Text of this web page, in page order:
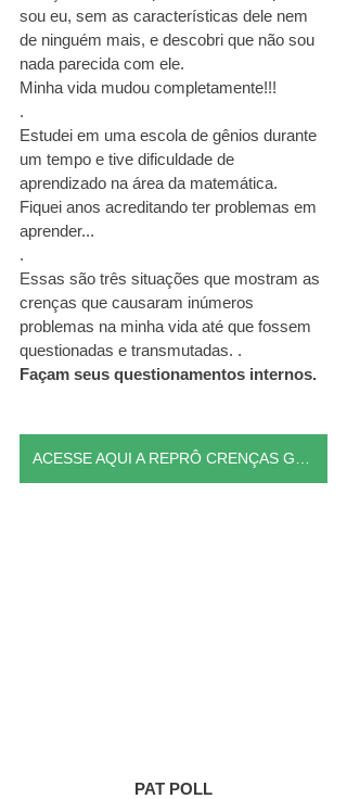
sou eu, sem as características dele nem
de ninguém mais, e descobri que não sou
nada parecida com ele.
Minha vida mudou completamente!!!
.
Estudei em uma escola de gênios durante
um tempo e tive dificuldade de
aprendizado na área da matemática.
Fiquei anos acreditando ter problemas em
aprender...
.
Essas são três situações que mostram as
crenças que causaram inúmeros
problemas na minha vida até que fossem
questionadas e transmutadas. .
Façam seus questionamentos internos.
PAT POLL